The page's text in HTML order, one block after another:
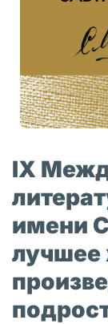
IX
имени
лучшее